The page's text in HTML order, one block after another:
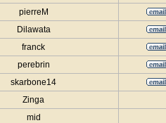
pierreM
Dilawata
franck
perebrin
skarbone14
Zinga
mid